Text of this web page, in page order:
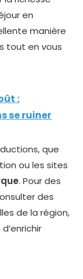
en
manière
tout en vous
:
se ruiner
que
ou les sites
. Pour des
des
de la région,